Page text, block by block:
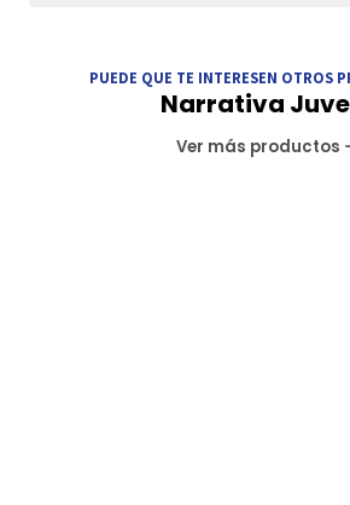
PUEDE QUE TE INTERESEN OTROS
Narrativa
Ver más productos